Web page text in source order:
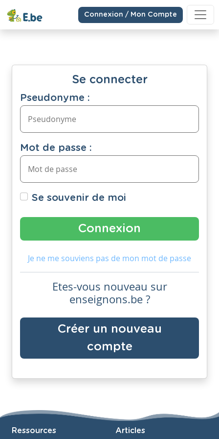
Connexion / Mon Compte
Se connecter
Pseudonyme :
Mot de passe :
Se souvenir de moi
Je ne me souviens pas de mon mot de passe
Etes-vous nouveau sur
enseignons.be ?
Créer un nouveau
compte
Ressources Articles